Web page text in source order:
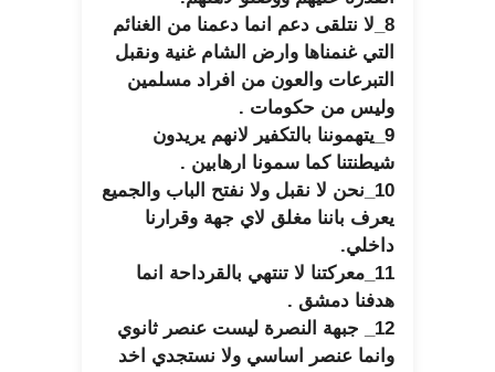
8_لا نتلقى دعم انما دعمنا من الغنائم
التي غنمناها وارض الشام غنية ونقبل
التبرعات والعون من افراد مسلمين
وليس من حكومات .
9_يتهموننا بالتكفير لانهم يريدون
شيطنتنا كما سمونا ارهابين .
10_نحن لا نقبل ولا نفتح الباب والجميع
يعرف باننا مغلق لاي جهة وقرارنا
داخلي.
11_معركتنا لا تنتهي بالقرداحة انما
هدفنا دمشق .
12_ جبهة النصرة ليست عنصر ثانوي
وانما عنصر اساسي ولا نستجدي اخد